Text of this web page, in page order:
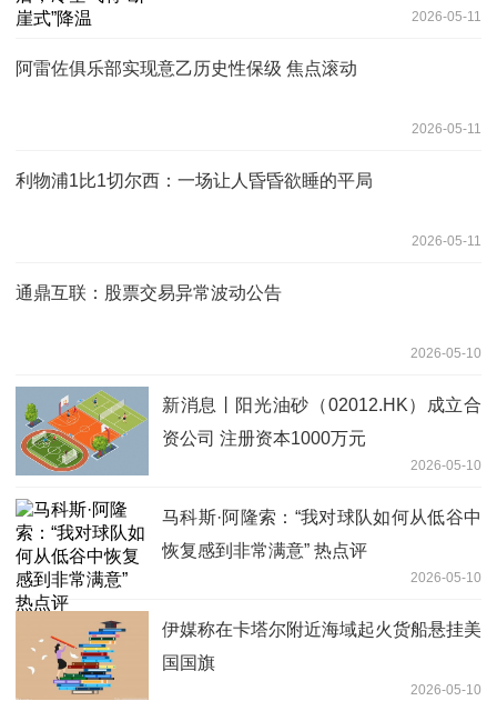
2026-05-11
阿雷佐俱乐部实现意乙历史性保级 焦点滚动
2026-05-11
利物浦1比1切尔西：一场让人昏昏欲睡的平局
2026-05-11
通鼎互联：股票交易异常波动公告
2026-05-10
新消息丨阳光油砂（02012.HK）成立合
资公司 注册资本1000万元
2026-05-10
马科斯·阿隆索：“我对球队如何从低谷中
恢复感到非常满意” 热点评
2026-05-10
伊媒称在卡塔尔附近海域起火货船悬挂美
国国旗
2026-05-10